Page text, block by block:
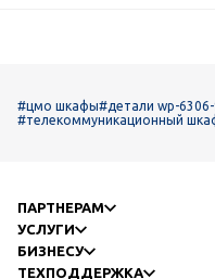
#цмо шкафы#детали wp-
#телекоммуникационный
ПАРТНЕРАМ
УСЛУГИ
БИЗНЕСУ
ТЕХПОДДЕРЖКА